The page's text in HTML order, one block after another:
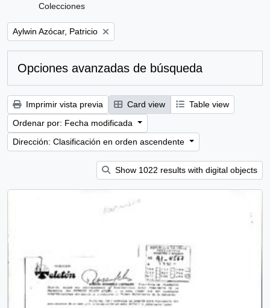
Colecciones
Remove filter:
Aylwin Azócar, Patricio
Opciones avanzadas de búsqueda
Imprimir vista previa Card view
Table view
Ordenar por: Fecha modificada
Dirección: Clasificación en orden ascendente
Show 1022 results with digital objects